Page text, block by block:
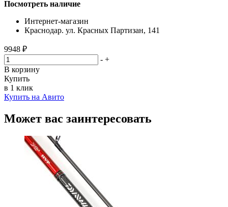
Посмотреть наличие
Интернет-магазин
Краснодар. ул. Красных Партизан, 141
9948 ₽
- +
В корзину
Купить
в 1 клик
Купить на Авито
Может вас заинтересовать